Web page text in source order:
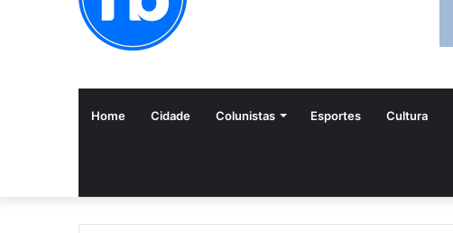
Home Cidade Colunistas Esportes Cultura